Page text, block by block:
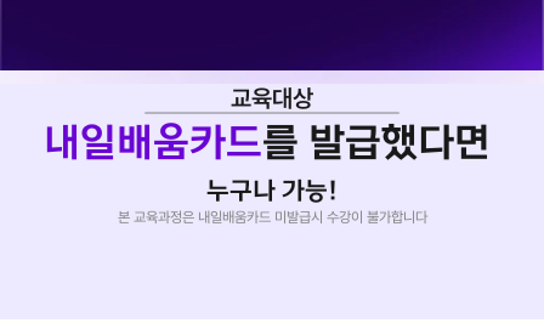
교육대상
내일배움카드를 발급했다면
누구나 가능!
본 교육과정은 내일배움카드 미발급시 수강이 불가합니다